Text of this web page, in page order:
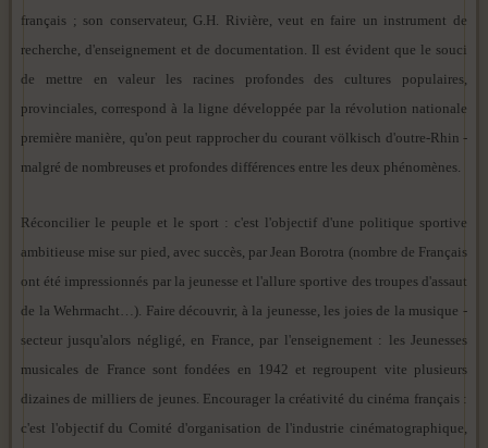
français ; son conservateur, G.H. Rivière, veut en faire un instrument de
recherche, d'enseignement et de documentation. Il est évident que le souci
de mettre en valeur les racines profondes des cultures populaires,
provinciales, correspond à la ligne développée par la révolution nationale
première manière, qu'on peut rapprocher du courant völkisch d'outre-Rhin -
malgré de nombreuses et profondes différences entre les deux phénomènes.
Réconcilier le peuple et le sport : c'est l'objectif d'une politique sportive
ambitieuse mise sur pied, avec succès, par Jean Borotra (nombre de Français
ont été impressionnés par la jeunesse et l'allure sportive des troupes d'assaut
de la Wehrmacht…). Faire découvrir, à la jeunesse, les joies de la musique -
secteur jusqu'alors négligé, en France, par l'enseignement : les Jeunesses
musicales de France sont fondées en 1942 et regroupent vite plusieurs
dizaines de milliers de jeunes. Encourager la créativité du cinéma français :
c'est l'objectif du Comité d'organisation de l'industrie cinématographique,